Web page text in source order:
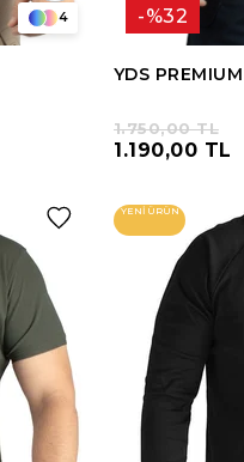
4
YDS
%32
1.190,00 TL
1.750,00 TL
YENI ÜRÜN